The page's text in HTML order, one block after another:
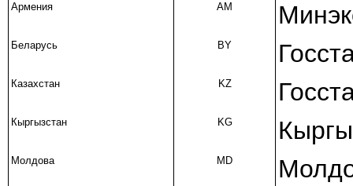
Армения AM
Беларусь BY
Казахстан KZ
Кыргызстан KG
Молдова MD